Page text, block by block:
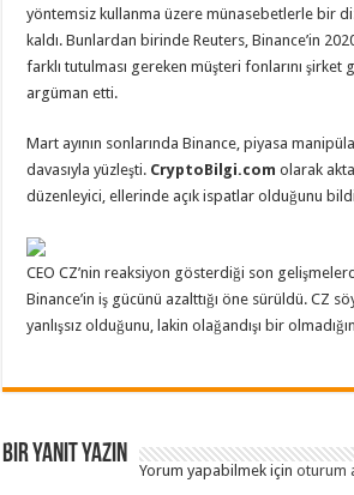
yöntemsiz kullanma üzere münasebetlerle bir
kaldı. Bunlardan birinde Reuters, Binance’in
farklı tutulması gereken müşteri fonlarını
argüman etti.
Mart ayının sonlarında Binance, piyasa
davasıyla yüzleşti. CryptoBilgi.com olarak
düzenleyici, ellerinde açık ispatlar olduğunu
CEO CZ’nin reaksiyon gösterdiği son
Binance’in iş gücünü azalttığı öne sürüldü. CZ
yanlışsız olduğunu, lakin olağandışı bir
Bir yanıt yazın
Yorum yapabilmek içinoturum